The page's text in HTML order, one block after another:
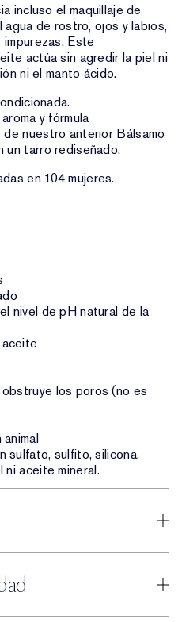
incluso el maquillaje de
de rostro, ojos y labios,
Este
actúa sin agredir la piel ni
ni el manto ácido.
y fórmula
nuestro anterior Bálsamo
un tarro rediseñado.
en 104 mujeres.
nivel de pH natural de la
los poros (no es
sulfato, sulfito, silicona,
ni aceite mineral.